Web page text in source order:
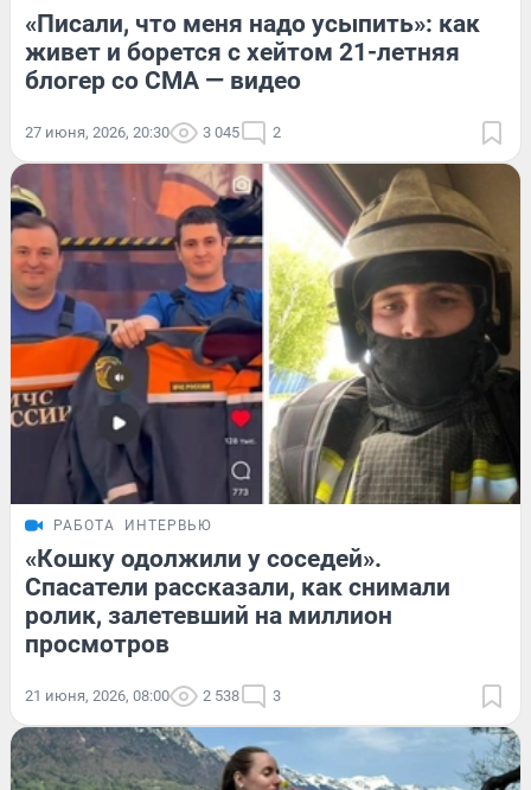
«Писали, что меня надо усыпить»: как
живет и борется с хейтом 21-летняя
блогер со СМА — видео
27 июня, 2026, 20:30 3 045 2
РАБОТА ИНТЕРВЬЮ
«Кошку одолжили у соседей».
Спасатели рассказали, как снимали
ролик, залетевший на миллион
просмотров
21 июня, 2026, 08:00 2 538 3